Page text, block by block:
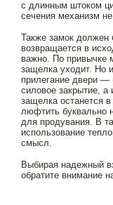
с длинным штоком
сечения механизм
Также замок должен
возвращается в
важно. По привычке
защелка уходит. Но
прилегание двери —
силовое закрытие,
защелка останется
люфтить буквально
для продувания. В
использование
смысл.
Выбирая надежный
обратите внимание